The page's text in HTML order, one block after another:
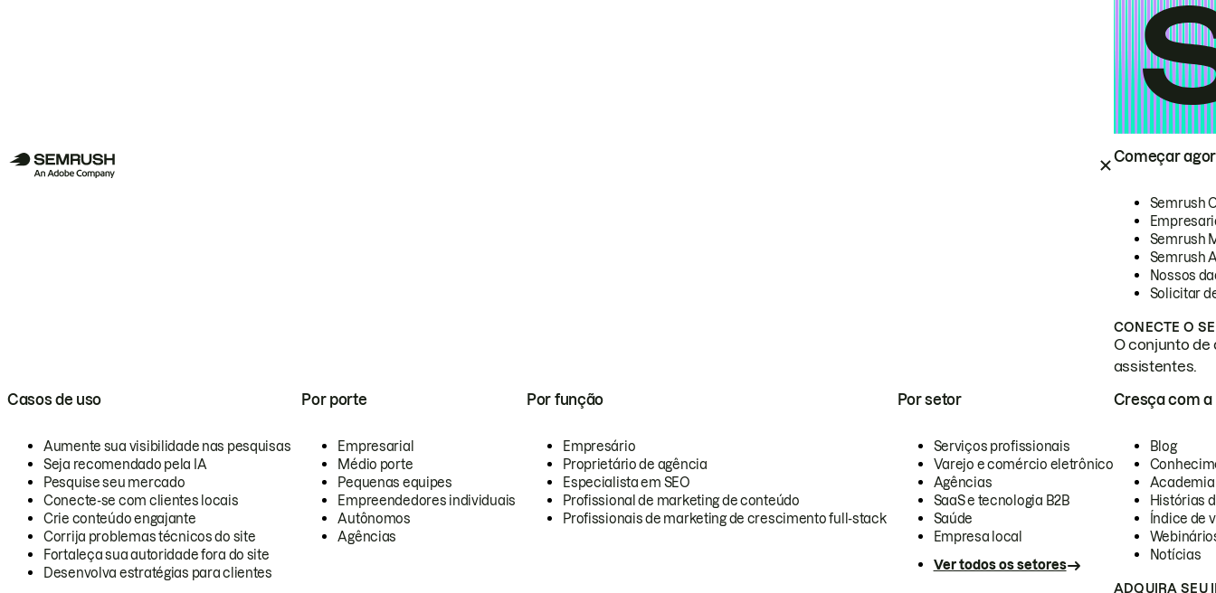
Começar
Semrush
Semrush
Semrush
Nossos
Solicitar
CONECTE O
O conjunto de
assistentes.
Casos de uso
Aumente sua visibilidade nas pesquisas
Seja recomendado pela IA
Pesquise seu mercado
Conecte-se com clientes locais
Crie conteúdo engajante
Corrija problemas técnicos do site
Fortaleça sua autoridade fora do site
Desenvolva estratégias para clientes
Por porte
Empresarial
Médio porte
Pequenas equipes
Empreendedores individuais
Autônomos
Agências
Por função
Empresário
Proprietário de agência
Especialista em SEO
Profissional de marketing de conteúdo
Profissionais de marketing de crescimento full-stack
Por setor
Serviços profissionais
Varejo e comércio eletrônico
Agências
SaaS e tecnologia B2B
Saúde
Empresa local
Ver todos os setores
Cresça com a
Blog
Academia
Histórias
Índice de
Notícias
ADQUIRA SEU